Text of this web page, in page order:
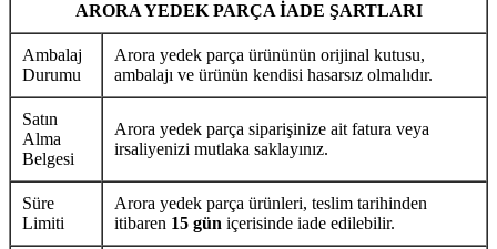
ARORA YEDEK PARÇA İADE ŞARTLARI
Ambalaj
Durumu
Arora yedek parça ürününün orijinal kutusu,
ambalajı ve ürünün kendisi hasarsız olmalıdır.
Satın
Alma
Belgesi
Arora yedek parça siparişinize ait fatura veya
irsaliyenizi mutlaka saklayınız.
Süre
Limiti
Arora yedek parça ürünleri, teslim tarihinden
itibaren 15 gün içerisinde iade edilebilir.